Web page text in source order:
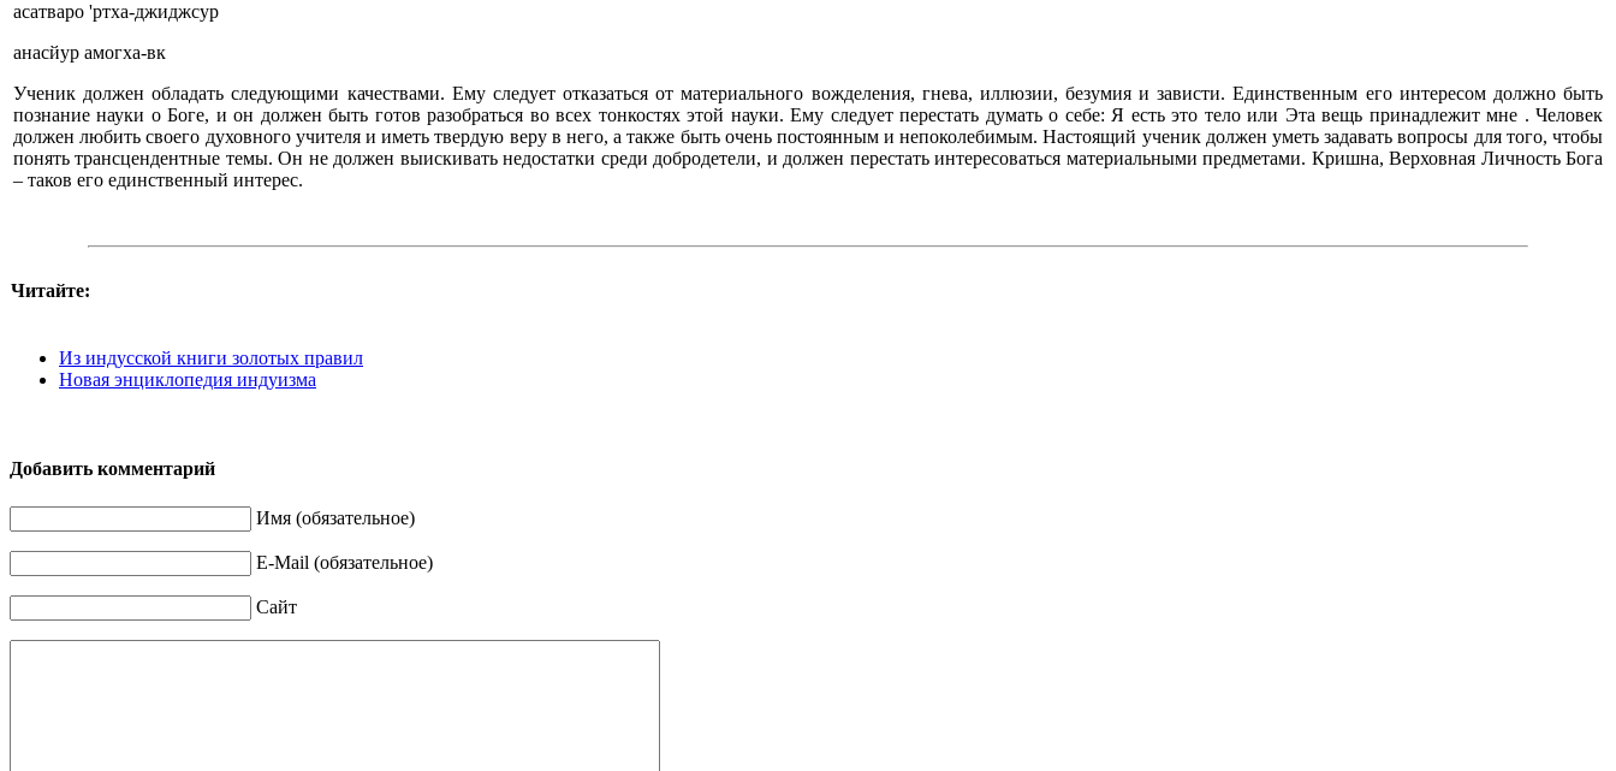
асатваро 'ртха-джиджсур
анасйур амогха-вк
Ученик должен обладать следующими качествами. Ему следует отказаться от материального вожделения, гнева, иллюзии, безумия и зависти. Единственным его интересом должно быть
познание науки о Боге, и он должен быть готов разобраться во всех тонкостях этой науки. Ему следует перестать думать о себе: Я есть это тело или Эта вещь принадлежит мне . Человек
должен любить своего духовного учителя и иметь твердую веру в него, а также быть очень постоянным и непоколебимым. Настоящий ученик должен уметь задавать вопросы для того, чтобы
понять трансцендентные темы. Он не должен выискивать недостатки среди добродетели, и должен перестать интересоваться материальными предметами. Кришна, Верховная Личность Бога
– таков его единственный интерес.
Читайте:
Из индусской книги золотых правил
Новая энциклопедия индуизма
Добавить комментарий
Имя (обязательное)
E-Mail (обязательное)
Сайт